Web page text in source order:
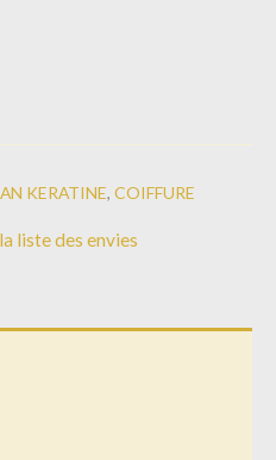
KERATINE, COIFFURE
liste des envies